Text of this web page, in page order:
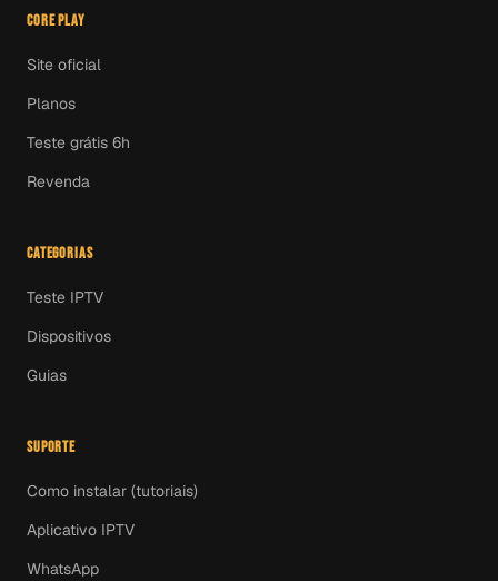
CORE PLAY
Site oficial
Planos
Teste grátis 6h
Revenda
CATEGORIAS
Teste IPTV
Dispositivos
Guias
SUPORTE
Como instalar (tutoriais)
Aplicativo IPTV
WhatsApp